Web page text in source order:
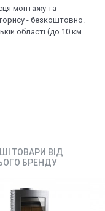
монтажу та
- безкоштовно.
області (до 10 км
ТОВАРИ ВІД
БРЕНДУ